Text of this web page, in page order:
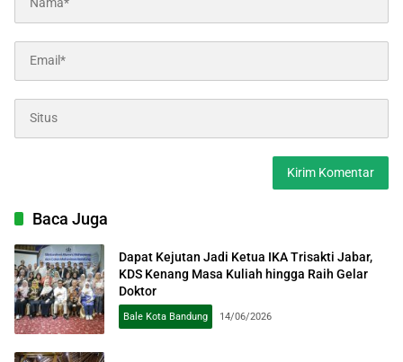
Baca Juga
Dapat Kejutan Jadi Ketua IKA Trisakti Jabar,
KDS Kenang Masa Kuliah hingga Raih Gelar
Doktor
Bale Kota Bandung 14/06/2026